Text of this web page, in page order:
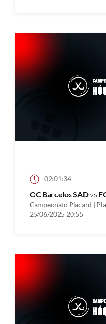
02:01:34
OC Barcelos SADvs
Campeonato Placard |
25/06/2025 20:55